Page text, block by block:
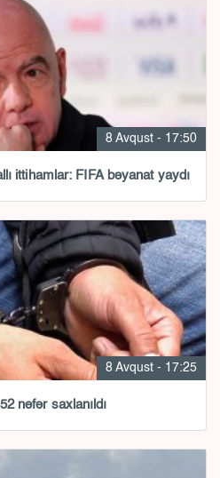
8 Avqust - 17:50
ittihamlar: FIFA bəyanat yaydı
8 Avqust - 17:25
nəfər saxlanıldı